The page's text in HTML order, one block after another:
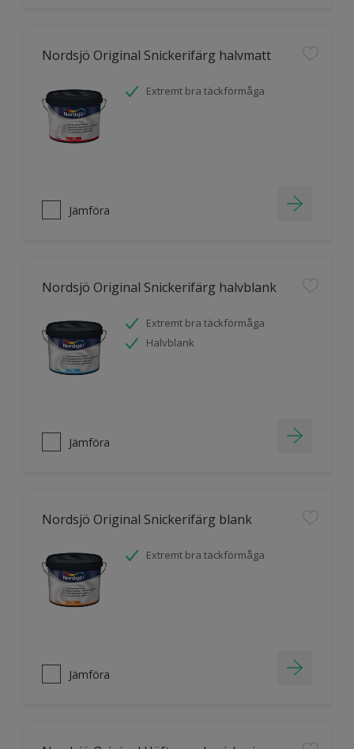
Nordsjö Original Snickerifärg halvmatt
Extremt bra täckförmåga
Jämföra
Nordsjö Original Snickerifärg halvblank
Extremt bra täckförmåga
Halvblank
Jämföra
Nordsjö Original Snickerifärg blank
Extremt bra täckförmåga
Jämföra